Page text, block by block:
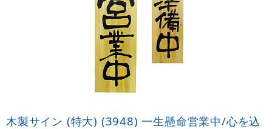
木製サイン (特大) (3948) 一生懸命営業中/心を込